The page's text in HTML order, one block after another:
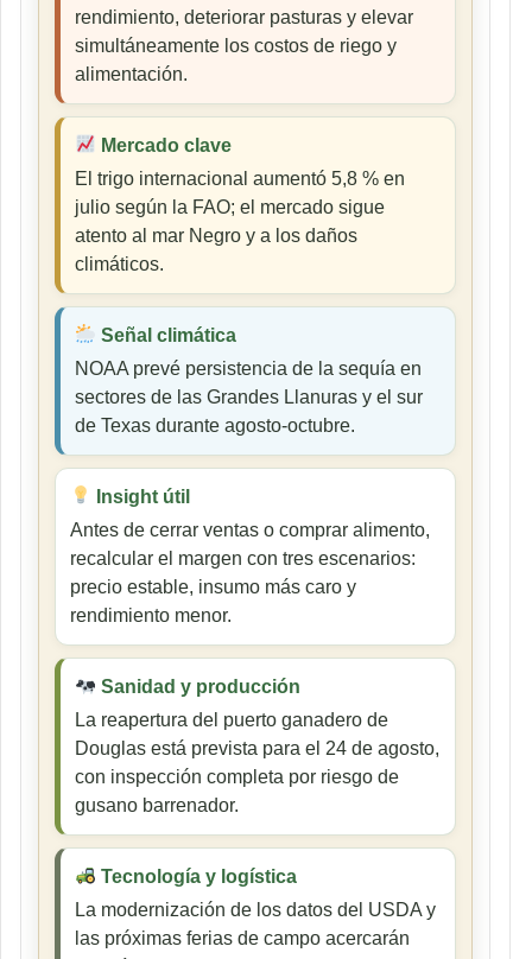
rendimiento, deteriorar pasturas y elevar
simultáneamente los costos de riego y
alimentación.
Mercado clave
El trigo internacional aumentó 5,8 % en
julio según la FAO; el mercado sigue
atento al mar Negro y a los daños
climáticos.
Señal climática
NOAA prevé persistencia de la sequía en
sectores de las Grandes Llanuras y el sur
de Texas durante agosto-octubre.
Insight útil
Antes de cerrar ventas o comprar alimento,
recalcular el margen con tres escenarios:
precio estable, insumo más caro y
rendimiento menor.
Sanidad y producción
La reapertura del puerto ganadero de
Douglas está prevista para el 24 de agosto,
con inspección completa por riesgo de
gusano barrenador.
Tecnología y logística
La modernización de los datos del USDA y
las próximas ferias de campo acercarán